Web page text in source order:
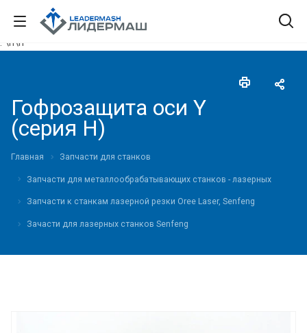
."\n \n"
Гофрозащита оси Y
(серия H)
Главная Запчасти для станков
Запчасти для металлообрабатывающих станков - лазерных
Запчасти к станкам лазерной резки Oree Laser, Senfeng
Зачасти для лазерных станков Senfeng